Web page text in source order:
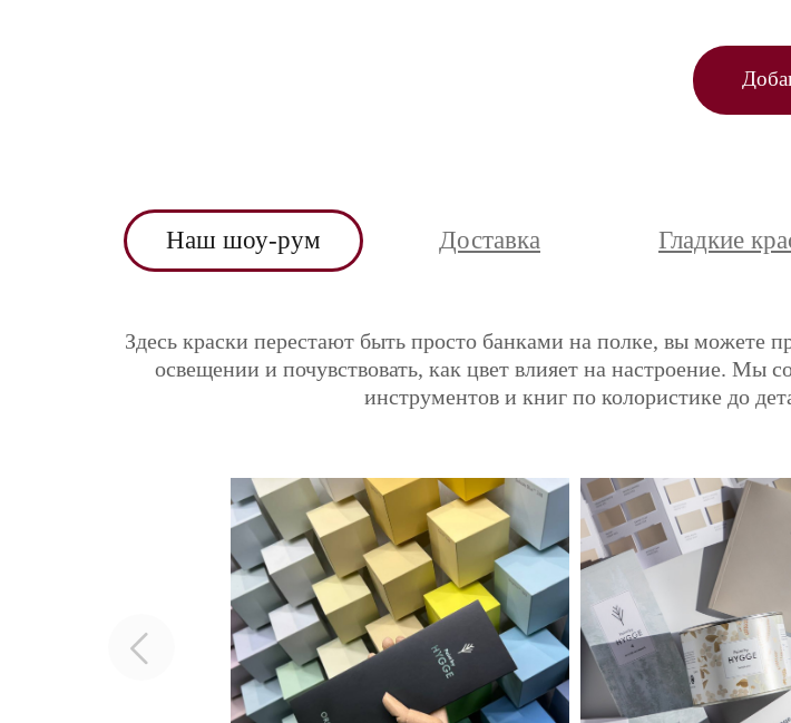
Наш шоу-рум Доставка Гладкие
Здесь краски перестают быть просто банками на полке, вы можете
освещении и почувствовать, как цвет влияет на настроение. Мы
инструментов и книг по колористике до